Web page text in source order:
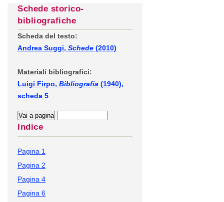
Schede storico-
bibliografiche
Scheda del testo:
Andrea Suggi, Schede (2010)
Materiali bibliografici:
Luigi Firpo, Bibliografia (1940),
scheda 5
Indice
Pagina 1
Pagina 2
Pagina 4
Pagina 6